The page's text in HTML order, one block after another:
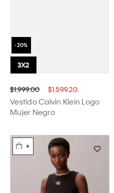
$1,999.00 $1,599.20
Vestido Calvin Klein Logo
Mujer Negro
+